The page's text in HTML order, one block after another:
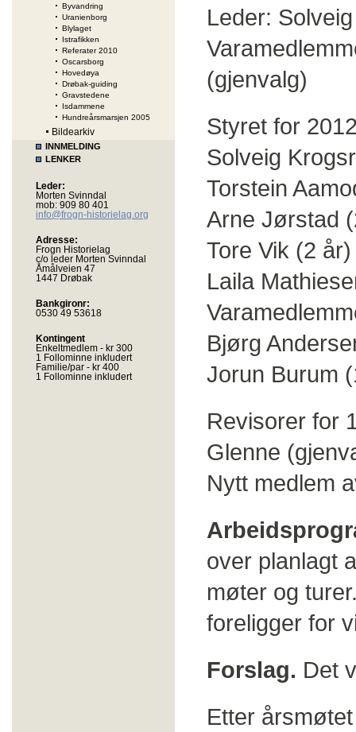
Byvandring
Uranienborg
Blylaget
Istrafikken
Referater 2010
Oscarsborg
Hovedøya
Drøbak-guiding
Gravstedene
Isdammene
Hundreårsmarsjen 2005
Bildearkiv
INNMELDING
LENKER
Leder:
Morten Svinndal
mob: 909 80 401
info@frogn-historielag.org
Adresse:
Frogn Historielag
c/o leder Morten Svinndal
Åmålveien 47
1447 Drøbak
Bankgironr:
0530 49 53618
Kontingent
Enkeltmedlem - kr 300
1 Follominne inkludert
Familie/par - kr 400
1 Follominne inkludert
Leder:
(gjenvalg)
Styret for
Solveig
Torstein
Arne Jørstad
Tore Vik (2 år)
Laila
Bjørg
Jorun Burum
Revisorer for
Glenne
Nytt medlem
over planlagt
møter og
foreligger for
Forslag. Det
Etter